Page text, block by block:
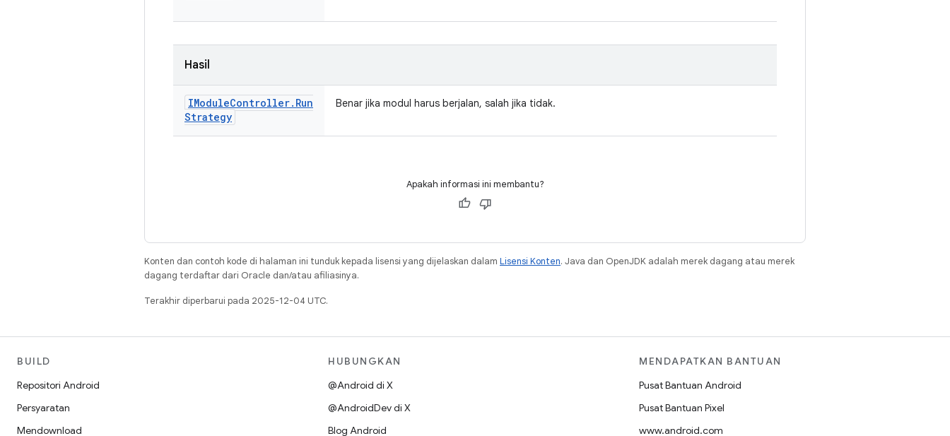
Hasil
IModuleController. Run
Strategy
Benar jika modul harus berjalan, salah jika tidak.
Apakah informasi ini membantu?
Konten dan contoh kode di halaman ini tunduk kepada lisensi yang dijelaskan dalam Lisensi Konten. Java dan OpenJDK adalah merek dagang atau merek
dagang terdaftar dari Oracle dan/atau afiliasinya.
Terakhir diperbarui pada 2025-12-04 UTC.
BUILD
Repositori Android
Persyaratan
Mendownload
HUBUNGKAN
@Android di X
@AndroidDev di X
Blog Android
MENDAPATKAN BANTUAN
Pusat Bantuan Android
Pusat Bantuan Pixel
www.android.com